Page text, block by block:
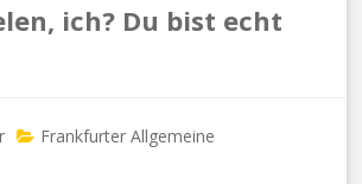
ich? Du bist echt
Frankfurter Allgemeine